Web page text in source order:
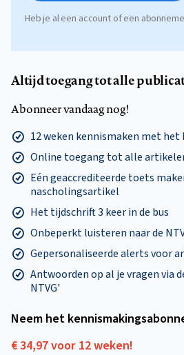
Heb je al een account of een
Altijd toegang tot alle
Abonneer vandaag nog!
12 weken kennismaken met het
Online toegang tot alle
Eén geaccrediteerde toets
nascholingsartikel
Het tijdschrift 3 keer in de bus
Onbeperkt luisteren naar de
Gepersonaliseerde alerts voor
Antwoorden op al je vragen via
NTVG'
Neem het
€ 34,97 voor 12 weken!